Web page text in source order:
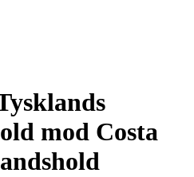
mod Costa